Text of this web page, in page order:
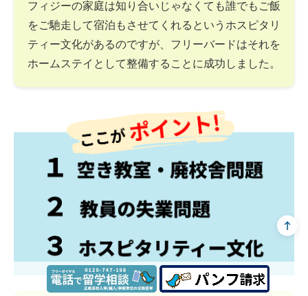
フィジーの家庭は知り合いじゃなくても誰でもご飯
をご馳走して宿泊もさせてくれるというホスピタリ
ティー文化があるのですが、フリーバードはそれを
ホームステイとして整備することに成功しました。